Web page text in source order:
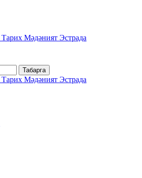
Тарих Мәдәният Эстрада
Табарга
Тарих Мәдәният Эстрада